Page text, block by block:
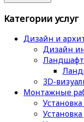
Категории услуг
Дизайн и
Дизайн
3D-
Монтажные